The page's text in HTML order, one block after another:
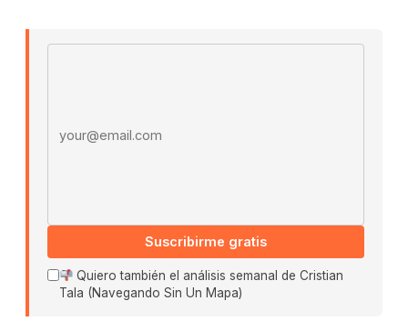
Suscribirme gratis
Quiero también el análisis semanal de Cristian
Tala (Navegando Sin Un Mapa)
Buscar: